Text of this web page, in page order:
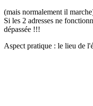
(mais normalement il
Si les 2 adresses ne
dépassée !!!
Aspect pratique : le lieu de